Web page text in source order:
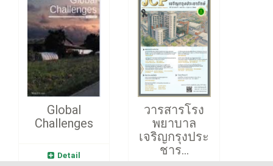
Global
Challenges
Detail
วารสารโรง
พยาบาล
เจริญกรุงประ
ชาร...